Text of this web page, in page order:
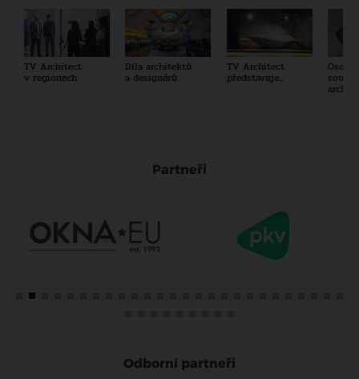
TV Architect
v regionech
Díla architektů
a designérů
TV Architect
představuje...
Partneři
Odborní partneři